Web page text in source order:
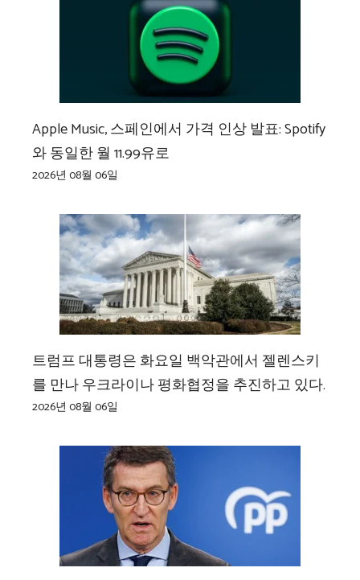
Apple Music, 스페인에서 가격 인상 발표: Spotify
와 동일한 월 11.99유로
2026년 08월 06일
트럼프 대통령은 화요일 백악관에서 젤렌스키
를 만나 우크라이나 평화협정을 추진하고 있다.
2026년 08월 06일